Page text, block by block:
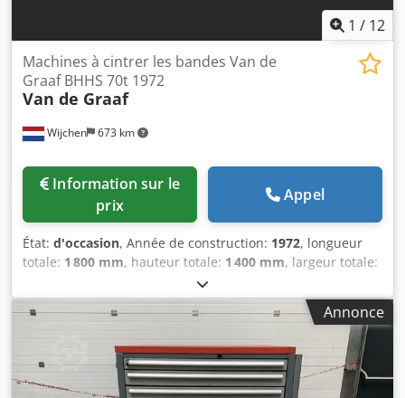
1 / 12
Wijchen 673 km
Machines à cintrer les bandes Van de
Graaf BHHS 70t 1972
Van de Graaf
prix
Appel
État: d'occasion, Année de construction: 1972, longueur
totale: 1 800 mm, hauteur totale: 1 400 mm, largeur totale:
, Couleur : Vert Poids à vide : 2 000 kg Prix : Sur
demande - Année de fabrication : 1972 - Documentation
disponible : Non - Certificat CE : Non - Commande :
Conventionnelle - Dimensions de transport : 1 800 mm x 2
250 mm x 1 400 mm (L x l x h) - Poids de transport [kg] : 2
000 kg - Emballages de transport [unité] : 1 Codpfszm N
Annonce